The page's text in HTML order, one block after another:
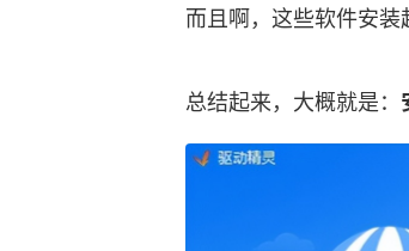
而且啊，这些软件安装
总结起来，大概就是：